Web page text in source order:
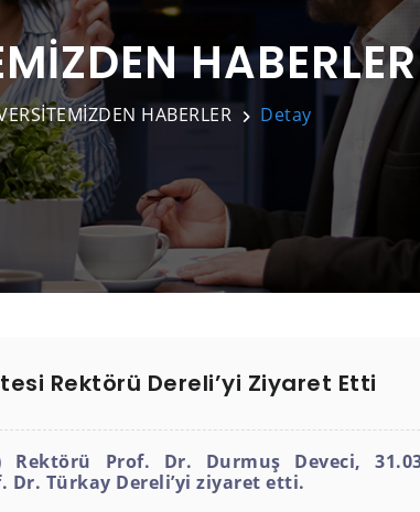
HABERLER
HABERLER Detay
Rektörü Dereli’yi Ziyaret Etti
Rektörü Prof. Dr. Durmuş Deveci,
Dr. Türkay Dereli’yi ziyaret etti.